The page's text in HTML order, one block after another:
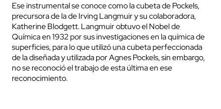
Ese instrumental se conoce como la cubeta de Pockels,
precursora de la de Irving Langmuir y su colaboradora,
Katherine Blodgett. Langmuir obtuvo el Nobel de
Química en 1932 por sus investigaciones en la química de
superficies, para lo que utilizó una cubeta perfeccionada
de la diseñada y utilizada por Agnes Pockels, sin embargo,
no se reconoció el trabajo de esta última en ese
reconocimiento.